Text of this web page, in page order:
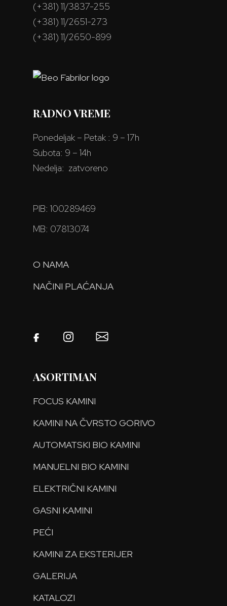
(+381) 11/3837-255
(+381) 11/2651-273
(+381) 11/2650-899
RADNO VREME
Ponedeljak – Petak : 9 – 17h
Subota: 9 – 14h
Nedelja: zatvoreno
PIB: 100289469
MB: 07813074
O NAMA
NAČINI PLAĆANJA
ASORTIMAN
FOCUS KAMINI
KAMINI NA ČVRSTO GORIVO
AUTOMATSKI BIO KAMINI
MANUELNI BIO KAMINI
ELEKTRIČNI KAMINI
GASNI KAMINI
PEĆI
KAMINI ZA EKSTERIJER
GALERIJA
KATALOZI